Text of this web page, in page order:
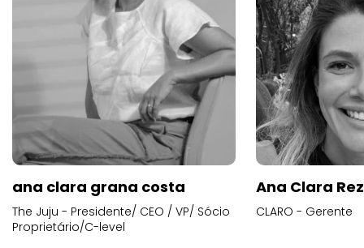
ana clara grana costa
The Juju - Presidente/ CEO / VP/ Sócio
Proprietário/C-level
Ana Clara
CLARO - Gerente